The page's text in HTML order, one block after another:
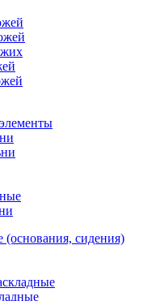
(основания, сидения)